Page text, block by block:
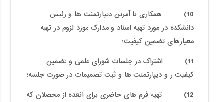
10) همکاری با آمرین دیپارتمنت ها و رئیس
دانشکده در مورد تهیه اسناد و مدارک مورد لزوم در تهیه
معیارهای تضمین کیفیت؛
11) اشتراک در جلسات شورای علمی و تضمین
کیفیت ر و دیپارتمنت ها و ثبت تصمیمات در صورت جلسه؛
12) تهیه فرم های حاضری برای آنعده از محصلان که